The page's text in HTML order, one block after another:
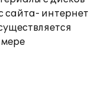
сайта- интернет